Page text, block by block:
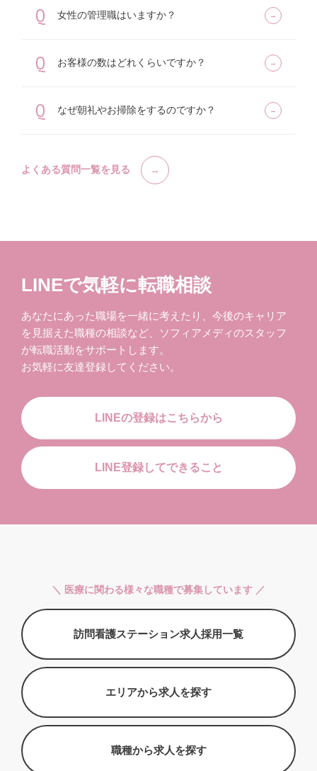
Q 女性の管理職はいますか？
Q お客様の数はどれくらいですか？
Q なぜ朝礼やお掃除をするのですか？
よくある質問一覧を見る
LINEで気軽に転職相談
あなたにあった職場を一緒に考えたり、今後のキャリア
を見据えた職種の相談など、ソフィアメディのスタッフ
が転職活動をサポートします。
お気軽に友達登録してください。
LINEの登録はこちらから
LINE登録してできること
＼ 医療に関わる様々な職種で募集しています ／
訪問看護ステーション求人採用一覧
エリアから求人を探す
職種から求人を探す